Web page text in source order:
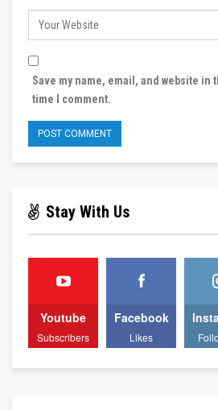
Save my name, email, and website in
time I comment.
Stay With Us
Youtube
Subscribers
Facebook
Likes